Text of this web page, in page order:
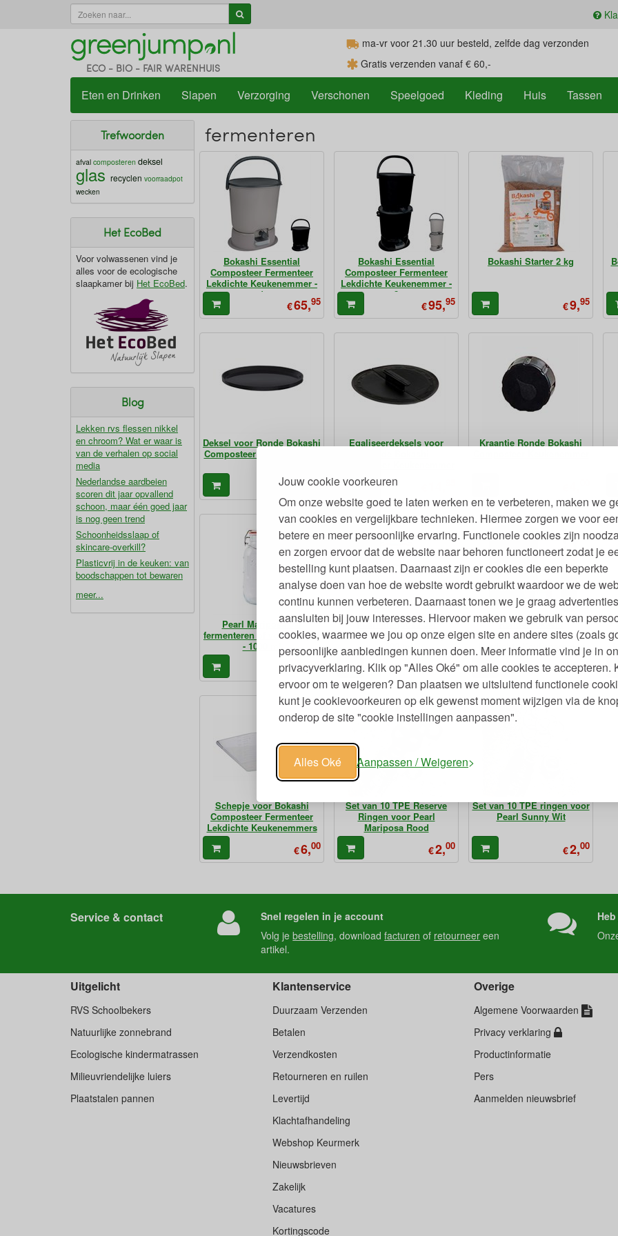
Jouw cookie voorkeuren
Om onze website goed te laten werken en te verbeteren, maken we
van cookies en vergelijkbare technieken. Hiermee zorgen we voor
betere en meer persoonlijke ervaring. Functionele cookies zijn
en zorgen ervoor dat de website naar behoren functioneert zodat je
bestelling kunt plaatsen. Daarnaast zijn er cookies die een beperkte
analyse doen van hoe de website wordt gebruikt waardoor we de
continu kunnen verbeteren. Daarnaast tonen we je graag
aansluiten bij jouw interesses. Hiervoor maken we gebruik van
cookies, waarmee we jou op onze eigen site en andere sites (zoals
persoonlijke aanbiedingen kunnen doen. Meer informatie vind je in
privacyverklaring. Klik op "Alles Oké" om alle cookies te accepteren.
ervoor om te weigeren? Dan plaatsen we uitsluitend functionele
kunt je cookievoorkeuren op elk gewenst moment wijzigen via de
onderop de site "cookie instellingen aanpassen".
Alles Oké Aanpassen / Weigeren
ECO - BIO - FAIR WARENHUIS
ma-vr voor 21.30 uur besteld, zelfde dag verzonden
Gratis verzenden vanaf € 60,-
Eten en Drinken Slapen Verzorging Verschonen Speelgoed Kleding Huis Tassen
Trefwoorden
afval composteren deksel
glas recyclen voorraadpot
wecken
Het EcoBed
Voor volwassenen vind je
alles voor de ecologische
slaapkamer bij Het EcoBed.
Blog
Lekken rvs flessen nikkel
en chroom? Wat er waar is
van de verhalen op social
media
Nederlandse aardbeien
scoren dit jaar opvallend
schoon, maar één goed jaar
is nog geen trend
Schoonheidsslaap of
skincare-overkill?
Plasticvrij in de keuken: van
boodschappen tot bewaren
meer...
fermenteren
Bokashi Essential
Composteer Fermenteer
Lekdichte Keukenemmer -
1
€65,95
Bokashi Essential
Composteer Fermenteer
Lekdichte Keukenemmer -
2
€95,95
Bokashi Starter 2 kg
€9,95
Deksel voor Ronde Bokashi
Composteer Keukenemmer
€14,95
Egaliseerdeksels voor
Kraantje Ronde Bokashi
Pearl Mariposa Jar
fermenteren of voorraadpot
- 1000 ml
€5,95
Pearl Mariposa Jar
fermenteren of voorraadpot
- 500 ml
€ 5,50
Ronde Bokashi
Composteer Fermenteer
Lekdichte Keukenemmer
9L - 1
€79,95
Schepje voor Bokashi
Composteer Fermenteer
Lekdichte Keukenemmers
€6,00
Set van 10 TPE Reserve
Ringen voor Pearl
Mariposa Rood
€2,00
Set van 10 TPE ringen voor
Pearl Sunny Wit
€2,00
Service & contact
Snel regelen in je account
Volg jebestelling, downloadfacturen of retourneer een
artikel.
Klantenservice
Duurzaam Verzenden
Betalen
Verzendkosten
Retourneren en ruilen
Levertijd
Klachtafhandeling
Webshop Keurmerk
Nieuwsbrieven
Zakelijk
Vacatures
Kortingscode
Uitgelicht
RVS Schoolbekers
Natuurlijke zonnebrand
Ecologische kindermatrassen
Milieuvriendelijke luiers
Plaatstalen pannen
Overige
Algemene Voorwaarden
Privacy verklaring
Productinformatie
Pers
Aanmelden nieuwsbrief